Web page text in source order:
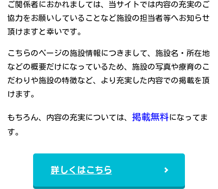
ご関係者におかれましては、当サイトでは内容の充実のご
協力をお願いしていることなど施設の担当者等へお知らせ
頂けますと幸いです。
こちらのページの施設情報につきまして、施設名・所在地
などの概要だけになっているため、施設の写真や療育のこ
だわりや施設の特徴など、より充実した内容での掲載を頂
けます。
もちろん、内容の充実については、 掲載無料になってま
す。
詳しくはこちら